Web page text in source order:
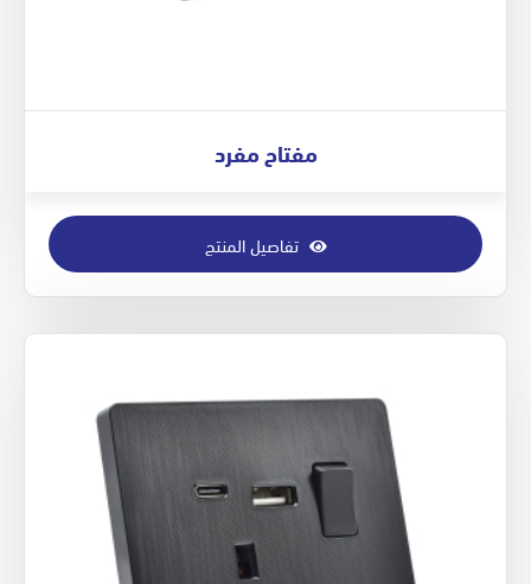
مفتاح مفرد
تفاصيل المنتج